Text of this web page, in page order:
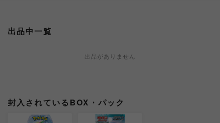
出品中一覧
出品がありません
封入されているBOX・パック